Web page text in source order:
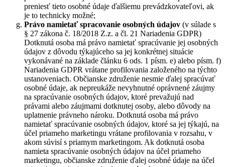
preniesť tieto osobné údaje ďalšiemu prevádzkovateľovi, ak
je to technicky možné;
Právo namietať spracovanie osobných údajov (v súlade s
§ 27 zákona č. 18/2018 Z.z. a čl. 21 Nariadenia GDPR)
Dotknutá osoba má právo namietať spracúvanie jej osobných
údajov z dôvodu týkajúceho sa jej konkrétnej situácie
vykonávané na základe článku 6 ods. 1 písm. e) alebo písm. f)
Nariadenia GDPR vrátane profilovania založeného na týchto
ustanoveniach. Občianske združenie nesmie ďalej spracúvať
osobné údaje, ak nepreukáže nevyhnutné oprávnené záujmy
na spracúvanie osobných údajov, ktoré prevažujú nad
právami alebo záujmami dotknutej osoby, alebo dôvody na
uplatnenie právneho nároku. Dotknutá osoba má právo
namietať spracúvanie osobných údajov, ktoré sa jej týkajú, na
účel priameho marketingu vrátane profilovania v rozsahu, v
akom súvisí s priamym marketingom. Ak dotknutá osoba
namieta spracúvanie osobných údajov na účel priameho
marketingu, občianske združenie ďalej osobné údaje na účel